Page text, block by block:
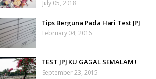
July 05, 2018
Tips Berguna Pada Hari Test JPJ
February 04, 2016
TEST JPJ KU GAGAL SEMALAM !
September 23, 2015